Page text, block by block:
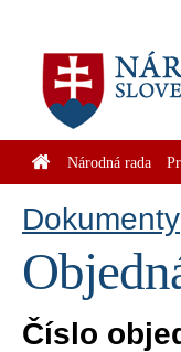
Národná rada
Dokumenty
Číslo